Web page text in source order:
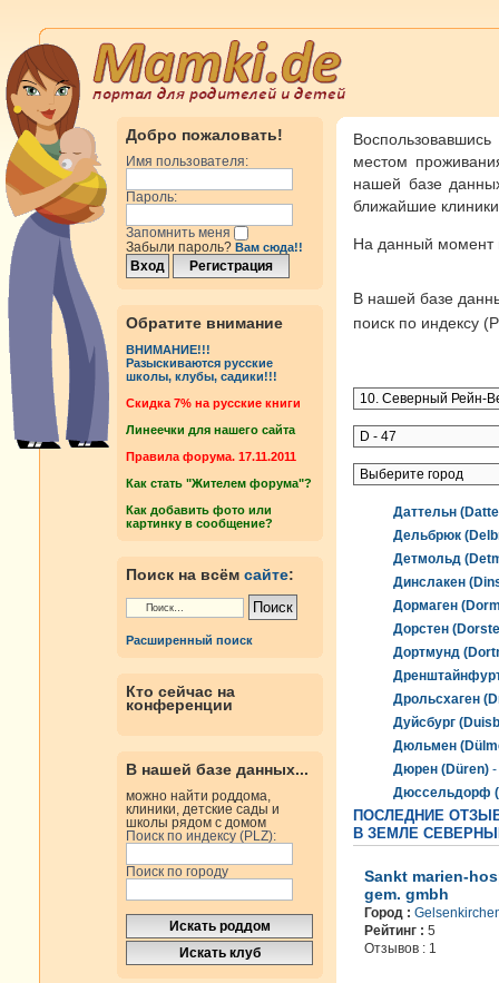
Добро пожаловать!
Имя пользователя:
Пароль:
Запомнить меня
Забыли пароль? Вам сюда!!
Обратите внимание
ВНИМАНИЕ!!!
Разыскиваются русские
школы, клубы, садики!!!
Cкидка 7% на русские книги
Линеечки для нашего сайта
Правила форума. 17.11.2011
Как стать "Жителем форума"?
Как добавить фото или
картинку в сообщение?
Поиск на всём сайте:
Расширенный поиск
Кто сейчас на
конференции
В нашей базе данных...
можно найти роддома,
клиники, детские сады и
школы рядом с домом
Поиск по индексу (PLZ):
Поиск по городу
местом
нашей базе
ближайшие
На данный
В нашей базе
поиск по индексу
Даттельн
Дельбрюк
Детмольд
Динслакен
Дормаген
Дорстен
Дортмунд
Дрольсхаген
Дуйсбург
Дюльмен
Дюрен (Düren) -
Дюссельдорф
ПОСЛЕДНИЕ
В ЗЕМЛЕ СЕВЕРНЫЙ
Sankt marien-
gem. gmbh
Город :
Рейтинг : 5
Отзывов : 1